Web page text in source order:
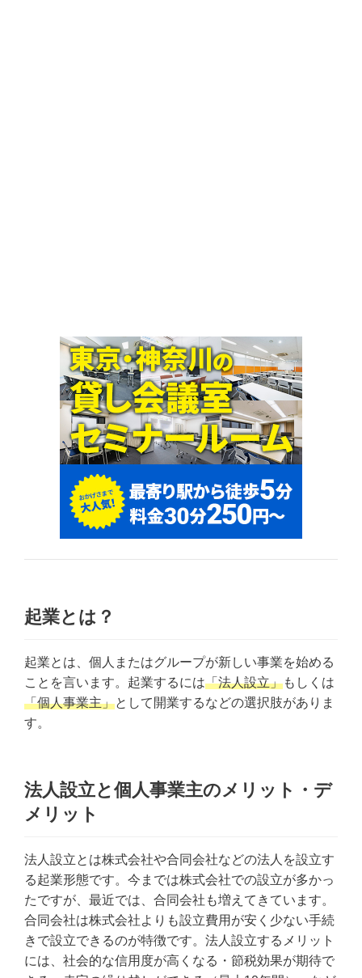
起業とは？
起業とは、個人またはグループが新しい事業を始める
ことを言います。起業するには「法人設立」もしくは
「個人事業主」として開業するなどの選択肢がありま
す。
法人設立と個人事業主のメリット・デ
メリット
法人設立とは株式会社や合同会社などの法人を設立す
る起業形態です。今までは株式会社での設立が多かっ
たですが、最近では、合同会社も増えてきています。
合同会社は株式会社よりも設立費用が安く少ない手続
きで設立できるのが特徴です。法人設立するメリット
には、社会的な信用度が高くなる・節税効果が期待で